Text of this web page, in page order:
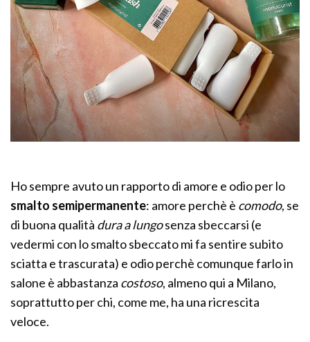
Ho sempre avuto un rapporto di amore e odio per lo
smalto semipermanente: amore perchè è comodo, se
di buona qualità dura a lungosenza sbeccarsi (e
vedermi con lo smalto sbeccato mi fa sentire subito
sciatta e trascurata) e odio perchè comunque farlo in
salone è abbastanza costoso, almeno qui a Milano,
soprattutto per chi, come me, ha una ricrescita
veloce.